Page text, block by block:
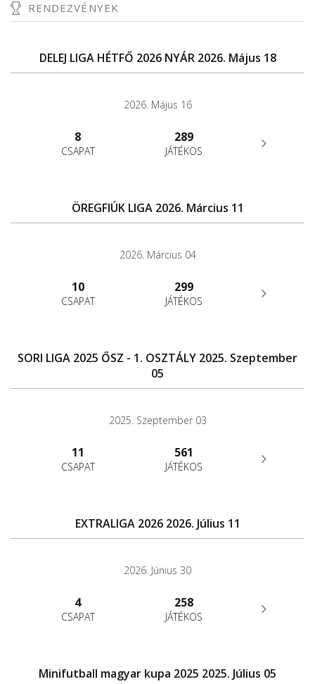
RENDEZVÉNYEK
DELEJ LIGA HÉTFŐ 2026 NYÁR 2026. Május 18
2026. Május 16
8
CSAPAT
289
JÁTÉKOS
ÖREGFIÚK LIGA 2026. Március 11
2026. Március 04
10
CSAPAT
299
JÁTÉKOS
SORI LIGA 2025 ŐSZ - 1. OSZTÁLY 2025. Szeptember
05
2025. Szeptember 03
11
CSAPAT
561
JÁTÉKOS
EXTRALIGA 2026 2026. Július 11
2026. Június 30
4
CSAPAT
258
JÁTÉKOS
Minifutball magyar kupa 2025 2025. Július 05